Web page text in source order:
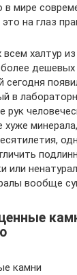
мире
на глаз
халтур
сегодня
в
рук
хуже
или
вообще
камни